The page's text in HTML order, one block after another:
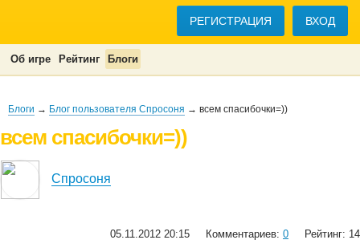
РЕГИСТРАЦИЯ ВХОД
Об игре Рейтинг Блоги
Блоги → Блог пользователя Спросоня → всем спасибочки=))
всем спасибочки=))
Спросоня
05.11.2012 20:15 Комментариев: 0 Рейтинг: 14